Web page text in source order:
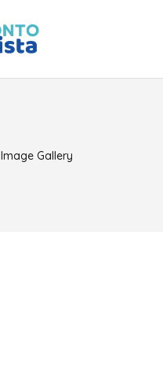
Image Gallery